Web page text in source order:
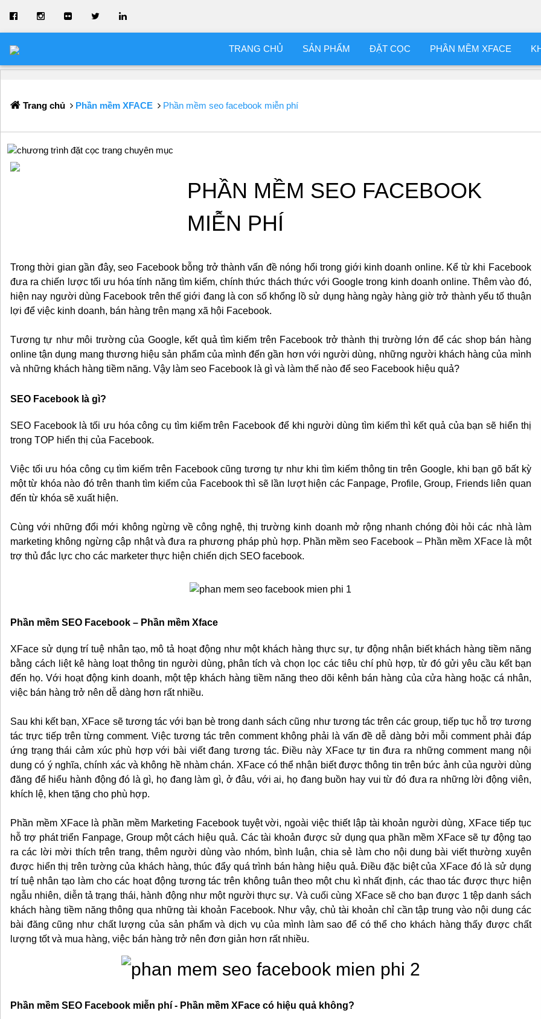
TRANG CHỦ SẢN PHẨM ĐẶT CỌC PHẦN MỀM XFACE
Trang chủ Phần mềm XFACE Phần mềm seo facebook miễn phí
PHẦN MỀM SEO FACEBOOK
MIỄN PHÍ
Trong thời gian gần đây, seo Facebook bỗng trở thành vấn đề nóng hổi trong giới kinh doanh online. Kể từ khi Facebook
đưa ra chiến lược tối ưu hóa tính năng tìm kiếm, chính thức thách thức với Google trong kinh doanh online. Thêm vào đó,
hiện nay người dùng Facebook trên thế giới đang là con số khổng lồ sử dụng hàng ngày hàng giờ trở thành yếu tố thuận
lợi để việc kinh doanh, bán hàng trên mạng xã hội Facebook.
Tương tự như môi trường của Google, kết quả tìm kiếm trên Facebook trở thành thị trường lớn để các shop bán hàng
online tận dụng mang thương hiệu sản phẩm của mình đến gần hơn với người dùng, những người khách hàng của mình
và những khách hàng tiềm năng. Vậy làm seo Facebook là gì và làm thế nào để seo Facebook hiệu quả?
SEO Facebook là gì?
SEO Facebook là tối ưu hóa công cụ tìm kiếm trên Facebook để khi người dùng tìm kiếm thì kết quả của bạn sẽ hiển thị
trong TOP hiển thị của Facebook.
Việc tối ưu hóa công cụ tìm kiếm trên Facebook cũng tương tự như khi tìm kiếm thông tin trên Google, khi bạn gõ bất kỳ
một từ khóa nào đó trên thanh tìm kiếm của Facebook thì sẽ lần lượt hiện các Fanpage, Profile, Group, Friends liên quan
đến từ khóa sẽ xuất hiện.
Cùng với những đổi mới không ngừng về công nghệ, thị trường kinh doanh mở rộng nhanh chóng đòi hỏi các nhà làm
marketing không ngừng cập nhật và đưa ra phương pháp phù hợp. Phần mềm seo Facebook – Phần mềm XFace là một
trợ thủ đắc lực cho các marketer thực hiện chiến dịch SEO facebook.
Phần mềm SEO Facebook – Phần mềm Xface
XFace sử dụng trí tuệ nhân tạo, mô tả hoạt động như một khách hàng thực sự, tự động nhận biết khách hàng tiềm năng
bằng cách liệt kê hàng loạt thông tin người dùng, phân tích và chọn lọc các tiêu chí phù hợp, từ đó gửi yêu cầu kết bạn
đến họ. Với hoạt động kinh doanh, một tệp khách hàng tiềm năng theo dõi kênh bán hàng của cửa hàng hoặc cá nhân,
việc bán hàng trở nên dễ dàng hơn rất nhiều.
Sau khi kết bạn, XFace sẽ tương tác với bạn bè trong danh sách cũng như tương tác trên các group, tiếp tục hỗ trợ tương
tác trực tiếp trên từng comment. Việc tương tác trên comment không phải là vấn đề dễ dàng bởi mỗi comment phải đáp
ứng trạng thái cảm xúc phù hợp với bài viết đang tương tác. Điều này XFace tự tin đưa ra những comment mang nội
dung có ý nghĩa, chính xác và không hề nhàm chán. XFace có thể nhận biết được thông tin trên bức ảnh của người dùng
đăng để hiểu hành động đó là gì, họ đang làm gì, ở đâu, với ai, họ đang buồn hay vui từ đó đưa ra những lời động viên,
khích lệ, khen tặng cho phù hợp.
Phần mềm XFace là phần mềm Marketing Facebook tuyệt vời, ngoài việc thiết lập tài khoản người dùng, XFace tiếp tục
hỗ trợ phát triển Fanpage, Group một cách hiệu quả. Các tài khoản được sử dụng qua phần mềm XFace sẽ tự động tạo
ra các lời mời thích trên trang, thêm người dùng vào nhóm, bình luận, chia sẻ làm cho nội dung bài viết thường xuyên
được hiển thị trên tường của khách hàng, thúc đẩy quá trình bán hàng hiệu quả. Điều đặc biệt của XFace đó là sử dụng
trí tuệ nhân tạo làm cho các hoạt động tương tác trên không tuân theo một chu kì nhất định, các thao tác được thực hiện
ngẫu nhiên, diễn tả trạng thái, hành động như một người thực sự. Và cuối cùng XFace sẽ cho bạn được 1 tệp danh sách
khách hàng tiềm năng thông qua những tài khoản Facebook. Như vậy, chủ tài khoản chỉ cần tập trung vào nội dung các
bài đăng cũng như chất lượng của sản phẩm và dịch vụ của mình làm sao để có thể cho khách hàng thấy được chất
lượng tốt và mua hàng, việc bán hàng trở nên đơn giản hơn rất nhiều.
Phần mềm SEO Facebook miễn phí - Phần mềm XFace có hiệu quả không?